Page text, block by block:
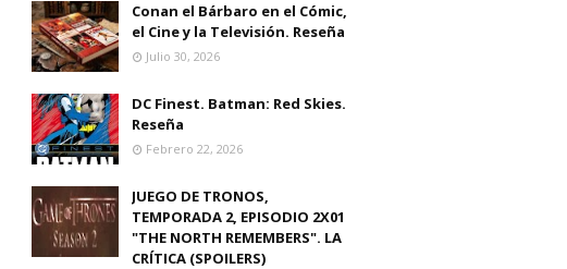
Conan el Bárbaro en el Cómic,
el Cine y la Televisión. Reseña
Julio 30, 2026
DC Finest. Batman: Red Skies.
Reseña
Febrero 22, 2026
JUEGO DE TRONOS,
TEMPORADA 2, EPISODIO 2X01
"THE NORTH REMEMBERS". LA
CRÍTICA (SPOILERS)